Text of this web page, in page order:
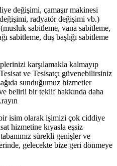
değişimi, çamaşır makinesi
radyatör değişimi vb.)
sabitleme, vana sabitleme,
sabitleme, duş başlığı sabitleme
karşılamakla kalmayıp
ve Tesisatçı güvenebilirsiniz
sunduğumuz hizmetler
belirli bir teklif hakkında daha
isim olarak işimizi çok ciddiye
hizmetine kıyasla eşsiz
sürekli genişler ve
gelecekte bize geri dönmeye